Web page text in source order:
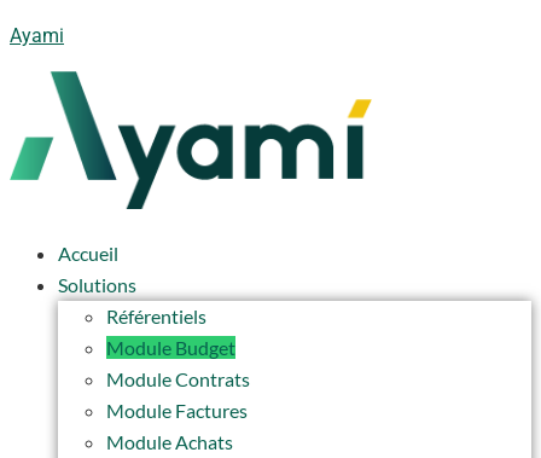
Ayami
Accueil
Solutions
Référentiels
Module Budget
Module Contrats
Module Factures
Module Achats